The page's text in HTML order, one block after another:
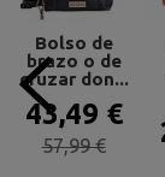
Bolso de
brazo o de
cruzar don...
43,49 €
57,99 €